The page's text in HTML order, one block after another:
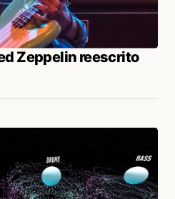
Zeppelin reescrito